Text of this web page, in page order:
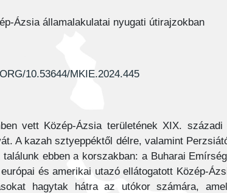
Ázsia államalakulatai nyugati útirajzokban
10.53644/MKIE.2024.445
vett Közép-Ázsia területének XIX.
A kazah sztyeppéktől délre, valamint
találunk ebben a korszakban: a Buharai
és amerikai utazó ellátogatott Közép-
hagytak hátra az utókor számára,